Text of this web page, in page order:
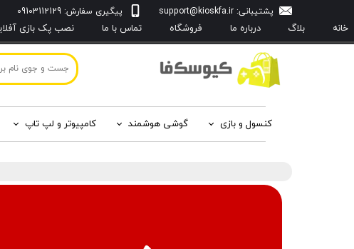
پشتیبانی:support@kioskfa.ir پیگیری سفارش: 09103112129
خانه بلاگ درباره‌ ما فروشگاه تماس با ما نصب پک بازی
کنسول و بازی گوشی هوشمند کامپیوتر و لپ تاپ